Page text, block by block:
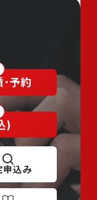
･予約
)
申込み